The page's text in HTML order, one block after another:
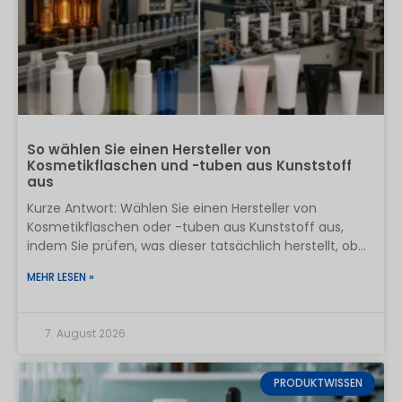
So wählen Sie einen Hersteller von
Kosmetikflaschen und -tuben aus Kunststoff
aus
Kurze Antwort: Wählen Sie einen Hersteller von
Kosmetikflaschen oder -tuben aus Kunststoff aus,
indem Sie prüfen, was dieser tatsächlich herstellt, ob
Materialien und kritische Maße kontrolliert und ob er ein
Werksvideo oder ein niedriger Preis sind nützliche
Anhaltspunkte, reichen jedoch für sich allein nicht aus.
Bei einer Erstbestellung aus China lautet die praktische
Vorgehensweise: Legen Sie die
MEHR LESEN »
7. August 2026
PRODUKTWISSEN